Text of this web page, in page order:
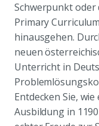
Schwerpunkt
Primary
hinausgehen.
neuen
Unterricht in
Entdecken Sie,
Ausbildung in